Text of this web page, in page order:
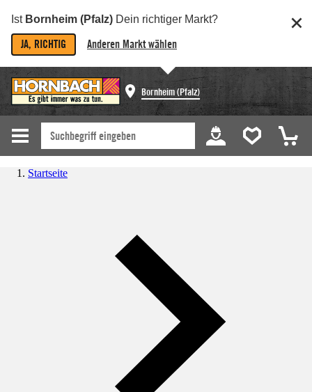
Ist Bornheim (Pfalz) Dein richtiger Markt?
JA, RICHTIG Anderen Markt wählen
Bornheim (Pfalz)
Startseite